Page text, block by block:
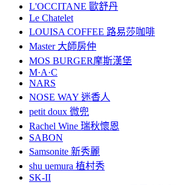
L'OCCITANE 歐舒丹
Le Chatelet
LOUISA COFFEE 路易莎咖啡
Master 大師房仲
MOS BURGER摩斯漢堡
M·A·C
NARS
NOSE WAY 迷香人
petit doux 微兜
Rachel Wine 瑞秋懷恩
SABON
Samsonite 新秀麗
shu uemura 植村秀
SK-II